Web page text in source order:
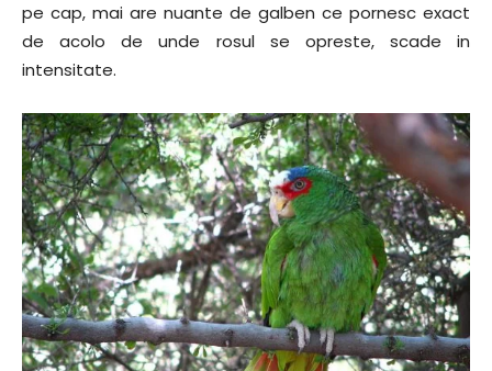
pe cap, mai are nuante de galben ce pornesc exact
de acolo de unde rosul se opreste, scade in
intensitate.